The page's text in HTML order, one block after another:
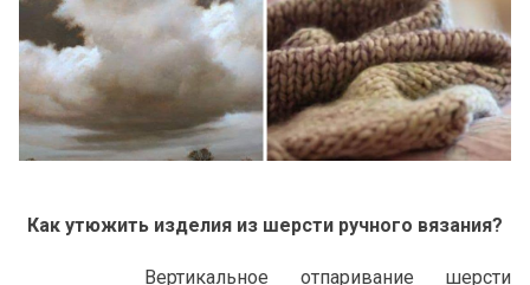
Как утюжить изделия из шерсти ручного вязания?
Вертикальное отпаривание шерсти